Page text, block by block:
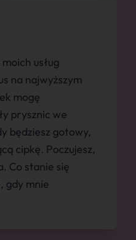
usług
na najwyższym
mogę
prysznic we
będziesz gotowy,
cipkę. Poczujesz,
Co stanie się
gdy mnie